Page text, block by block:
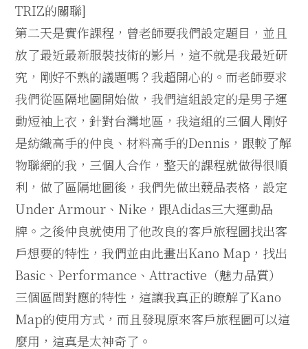
TRIZ的關聯]
第二天是實作課程，曾老師要我們設定題目，並且
放了最近最新服裝技術的影片，這不就是我最近研
究，剛好不熟的議題嗎？我超開心的。而老師要求
我們從區隔地圖開始做，我們這組設定的是男子運
動短袖上衣，針對台灣地區，我這組的三個人剛好
是紡織高手的仲良、材料高手的Dennis，跟較了解
物聯網的我，三個人合作，整天的課程就做得很順
利，做了區隔地圖後，我們先做出競品表格，設定
Under Armour、Nike，跟Adidas三大運動品
牌。之後仲良就使用了他改良的客戶旅程圖找出客
戶想要的特性，我們並由此畫出Kano Map，找出
Basic、Performance、Attractive（魅力品質）
三個區間對應的特性，這讓我真正的瞭解了Kano
Map的使用方式，而且發現原來客戶旅程圖可以這
麼用，這真是太神奇了。